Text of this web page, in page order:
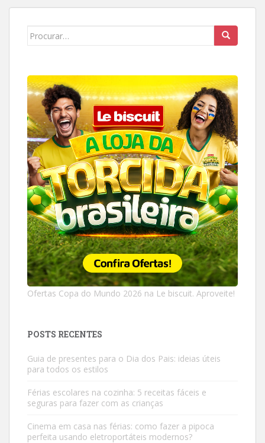
Search
Ofertas Copa do Mundo 2026 na Le biscuit. Aproveite!
POSTS RECENTES
Guia de presentes para o Dia dos Pais: ideias úteis
para todos os estilos
Férias escolares na cozinha: 5 receitas fáceis e
seguras para fazer com as crianças
Cinema em casa nas férias: como fazer a pipoca
perfeita usando eletroportáteis modernos?